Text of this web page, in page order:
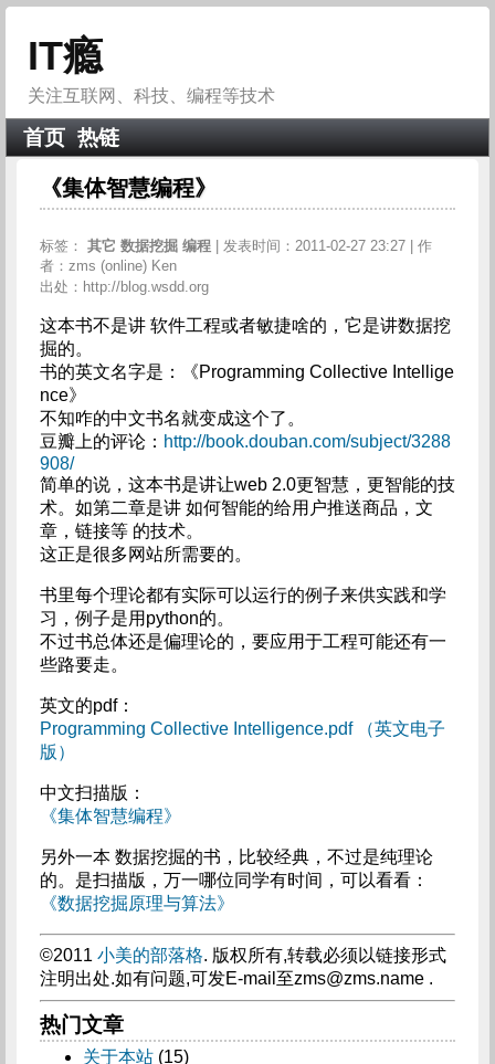
IT瘾
关注互联网、科技、编程等技术
首页 热链
《集体智慧编程》
标签： 其它 数据挖掘 编程
| 发表时间：2011-02-27 23:27 | 作
者：zms (online) Ken
出处：http://blog.wsdd.org
这本书不是讲 软件工程或者敏捷啥的，它是讲数据挖
掘的。
书的英文名字是：《Programming Collective Intellige
nce》
不知咋的中文书名就变成这个了。
豆瓣上的评论： http://book.douban.com/subject/3288
908/
简单的说，这本书是讲让web 2.0更智慧，更智能的技
术。如第二章是讲 如何智能的给用户推送商品，文
章，链接等 的技术。
这正是很多网站所需要的。
书里每个理论都有实际可以运行的例子来供实践和学
习，例子是用python的。
不过书总体还是偏理论的，要应用于工程可能还有一
些路要走。
英文的pdf：
Programming Collective Intelligence.pdf （英文电子
版）
中文扫描版：
《集体智慧编程》
另外一本 数据挖掘的书，比较经典，不过是纯理论
的。是扫描版，万一哪位同学有时间，可以看看：
《数据挖掘原理与算法》
©2011 小美的部落格. 版权所有,转载必须以链接形式
注明出处.如有问题,可发E-mail至zms@zms.name.
热门文章
关于本站(15)